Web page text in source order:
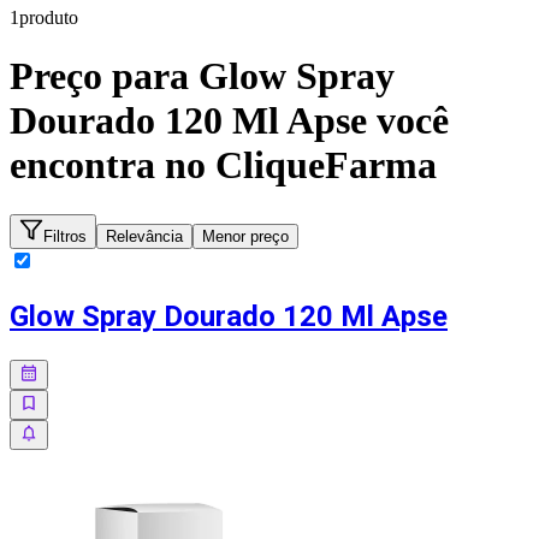
1produto
Preço para Glow Spray
Dourado 120 Ml Apse você
encontra no CliqueFarma
Filtros Relevância Menor preço
Glow Spray Dourado 120 Ml Apse